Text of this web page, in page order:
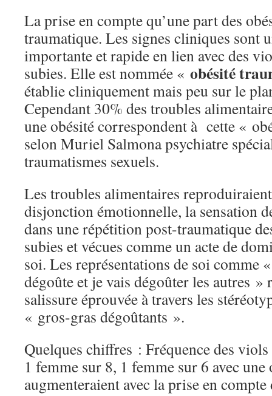
La prise en compte qu’une part des
traumatique. Les signes cliniques sont
importante et rapide en lien avec des
subies. Elle est nommée « obésité
établie cliniquement mais peu sur le
Cependant 30% des troubles
une obésité correspondent à cette «
selon Muriel Salmona psychiatre
traumatismes sexuels.
Les troubles alimentaires
disjonction émotionnelle, la sensation
dans une répétition post-traumatique
subies et vécues comme un acte de
soi. Les représentations de soi comme
dégoûte et je vais dégoûter les autres
salissure éprouvée à travers les
« gros-gras dégoûtants ».
Quelques chiffres : Fréquence des
1 femme sur 8, 1 femme sur 6 avec
augmenteraient avec la prise en